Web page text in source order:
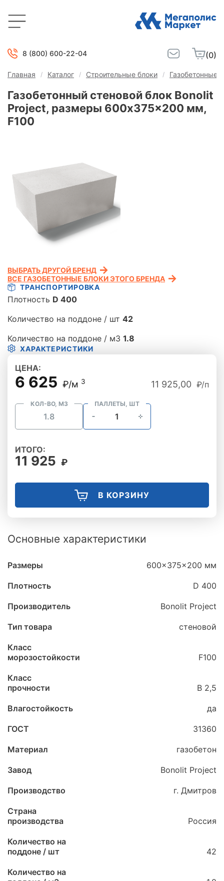
8 (800) 600-22-04 (0)
Главная Каталог Строительные блоки Газобетонные
Газобетонный стеновой блок Bonolit
Project, размеры 600x375x200 мм,
F100
ТРАНСПОРТИРОВКА
Плотность D 400
Количество на поддоне / шт 42
Количество на поддоне / м3 1.8
ХАРАКТЕРИСТИКИ
ВЫБРАТЬ ДРУГОЙ БРЕНД
ВСЕ ГАЗОБЕТОННЫЕ БЛОКИ ЭТОГО БРЕНДА
ЦЕНА:
6 625 ₽/м 3 11 925,00 ₽/п
КОЛ-ВО, М3 ПАЛЛЕТЫ, ШТ
ИТОГО:
11 925 ₽
В КОРЗИНУ
Основные характеристики
Размеры 600x375x200 мм
Плотность D 400
Производитель Bonolit Project
Тип товара стеновой
Класс
морозостойкости
F100
Класс
прочности
B 2,5
Влагостойкость да
ГОСТ 31360
Материал газобетон
Завод Bonolit Project
Производство г. Дмитров
Страна
производства
Россия
Количество на
поддоне / шт
42
Количество на